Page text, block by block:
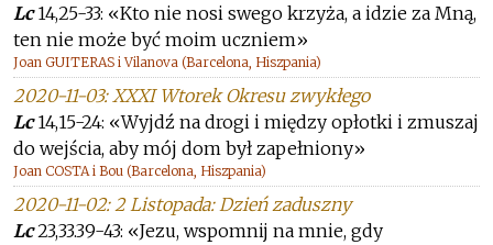
Lc14,25-33: «Kto nie nosi swego krzyża, a idzie za Mną,
ten nie może być moim uczniem»
Joan GUITERAS i Vilanova (Barcelona, Hiszpania)
2020-11-03: XXXI Wtorek Okresu zwykłego
Lc14,15-24: «Wyjdź na drogi i między opłotki i zmuszaj
do wejścia, aby mój dom był zapełniony»
Joan COSTA i Bou (Barcelona, Hiszpania)
2020-11-02: 2 Listopada: Dzień zaduszny
Lc23,33.39-43: «Jezu, wspomnij na mnie, gdy